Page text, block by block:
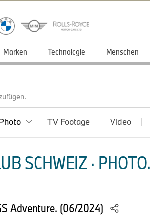
Marken Technologie Menschen
Photo TV Footage Video
SCHWEIZ · PHOTO.
Adventure. (06/2024)